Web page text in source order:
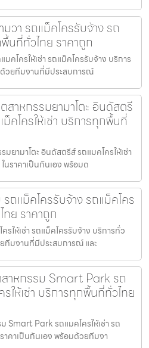
มวา รถแม็คโครรับจ้าง รถ
นที่ทั่วไทย ราคาถูก
มคโครให้เช่า รถแม็คโครรับจ้าง บริการ
ด้วยทีมงานที่มีประสบการณ์
าหกรรมยามาโตะ อินดัสตรี
คโครให้เช่า บริการทุกพื้นที่
ยามาโตะ อินดัสตรีส์ รถแมคโครให้เช่า
นราคาเป็นกันเอง พร้อมด
รถแม็คโครรับจ้าง รถแม็คโคร
ทย ราคาถูก
รให้เช่า รถแม็คโครรับจ้าง บริการทั่ว
ทีมงานที่มีประสบการณ์ และ
สาหกรรม Smart Park รถ
ให้เช่า บริการทุกพื้นที่ทั่วไทย
Smart Park รถแมคโครให้เช่า รถ
าคาเป็นกันเอง พร้อมด้วยทีมงา